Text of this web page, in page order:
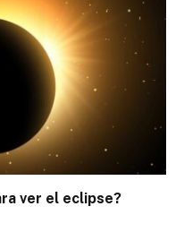
ver el eclipse?